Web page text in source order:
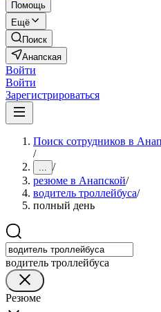
Помощь
Ещё
Поиск
Анапская
Войти
Войти
Зарегистрироваться
Поиск сотрудников в
/
... /
резюме в Анапской/
водитель троллейбуса/
полный день
водитель троллейбуса
Резюме